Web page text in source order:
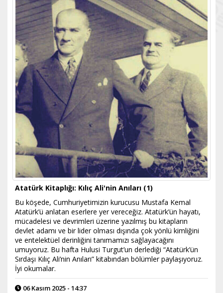
Atatürk Kitaplığı: Kılıç Ali'nin Anıları (1)
Bu köşede, Cumhuriyetimizin kurucusu Mustafa Kemal
Atatürk’ü anlatan eserlere yer vereceğiz. Atatürk’ün hayatı,
mücadelesi ve devrimleri üzerine yazılmış bu kitapların
devlet adamı ve bir lider olması dışında çok yönlü kimliğini
ve entelektüel derinliğini tanımamızı sağlayacağını
umuyoruz. Bu hafta Hulusi Turgut’un derlediği “Atatürk’ün
Sırdaşı Kılıç Ali’nin Anıları” kitabından bölümler paylaşıyoruz.
İyi okumalar.
06 Kasım 2025 - 14:37